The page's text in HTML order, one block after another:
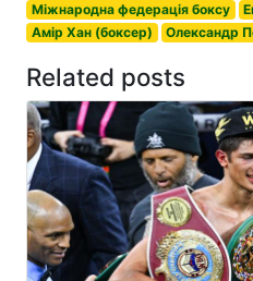
Міжнародна федерація боксу
Амір Хан (боксер)
Олександр
Related posts